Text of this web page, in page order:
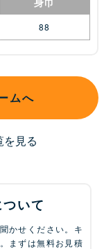
88
ムへ
を見る
いて
かせください。キ
まずは無料お見積